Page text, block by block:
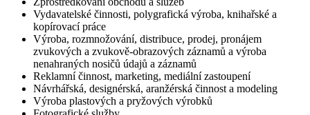
Vydavatelské činnosti, polygrafická výroba, knihařské a
kopírovací práce
Výroba, rozmnožování, distribuce, prodej, pronájem
zvukových a zvukově-obrazových záznamů a výroba
nenahraných nosičů údajů a záznamů
Reklamní činnost, marketing, mediální zastoupení
Návrhářská, designérská, aranžérská činnost a modeling
Výroba plastových a pryžových výrobků